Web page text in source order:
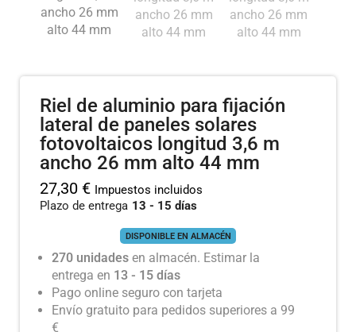
Riel de aluminio para fijación
lateral de paneles solares
fotovoltaicos longitud 3,6 m
ancho 26 mm alto 44 mm
27,30 € Impuestos incluidos
Plazo de entrega 13 - 15 días
DISPONIBLE EN ALMACÉN
270 unidades en almacén. Estimar la
entrega en 13 - 15 días
Pago online seguro con tarjeta
Envío gratuito para pedidos superiores a 99
€